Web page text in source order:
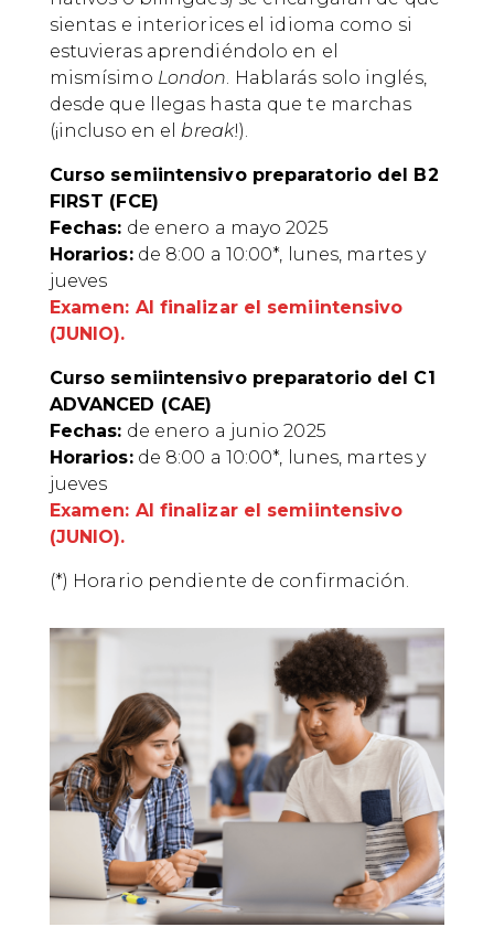
sientas e interiorices el idioma como si
estuvieras aprendiéndolo en el
mismísimo London. Hablarás solo inglés,
desde que llegas hasta que te marchas
(¡incluso en el break!).
Curso semiintensivo preparatorio del B2
FIRST (FCE)
Fechas: de enero a mayo 2025
Horarios:de 8:00 a 10:00*, lunes, martes y
jueves
Examen: Al finalizar el semiintensivo
(JUNIO).
Curso semiintensivo preparatorio del C1
ADVANCED (CAE)
Fechas: de enero a junio 2025
Horarios:de 8:00 a 10:00*, lunes, martes y
jueves
Examen: Al finalizar el semiintensivo
(JUNIO).
(*) Horario pendiente de confirmación.